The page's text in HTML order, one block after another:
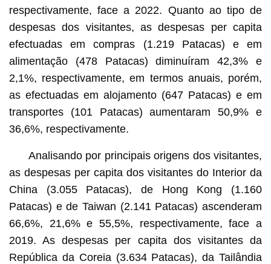
respectivamente, face a 2022. Quanto ao tipo de
despesas dos visitantes, as despesas per capita
efectuadas em compras (1.219 Patacas) e em
alimentação (478 Patacas) diminuíram 42,3% e
2,1%, respectivamente, em termos anuais, porém,
as efectuadas em alojamento (647 Patacas) e em
transportes (101 Patacas) aumentaram 50,9% e
36,6%, respectivamente.
Analisando por principais origens dos visitantes,
as despesas per capita dos visitantes do Interior da
China (3.055 Patacas), de Hong Kong (1.160
Patacas) e de Taiwan (2.141 Patacas) ascenderam
66,6%, 21,6% e 55,5%, respectivamente, face a
2019. As despesas per capita dos visitantes da
República da Coreia (3.634 Patacas), da Tailândia